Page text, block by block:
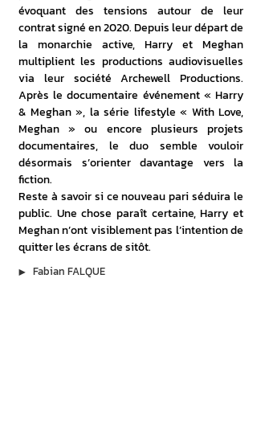
évoquant des tensions autour de leur
contrat signé en 2020. Depuis leur départ de
la monarchie active, Harry et Meghan
multiplient les productions audiovisuelles
via leur société Archewell Productions.
Après le documentaire événement « Harry
& Meghan », la série lifestyle « With Love,
Meghan » ou encore plusieurs projets
documentaires, le duo semble vouloir
désormais s’orienter davantage vers la
fiction.
Reste à savoir si ce nouveau pari séduira le
public. Une chose paraît certaine, Harry et
Meghan n’ont visiblement pas l’intention de
quitter les écrans de sitôt.
▶︎ Fabian FALQUE